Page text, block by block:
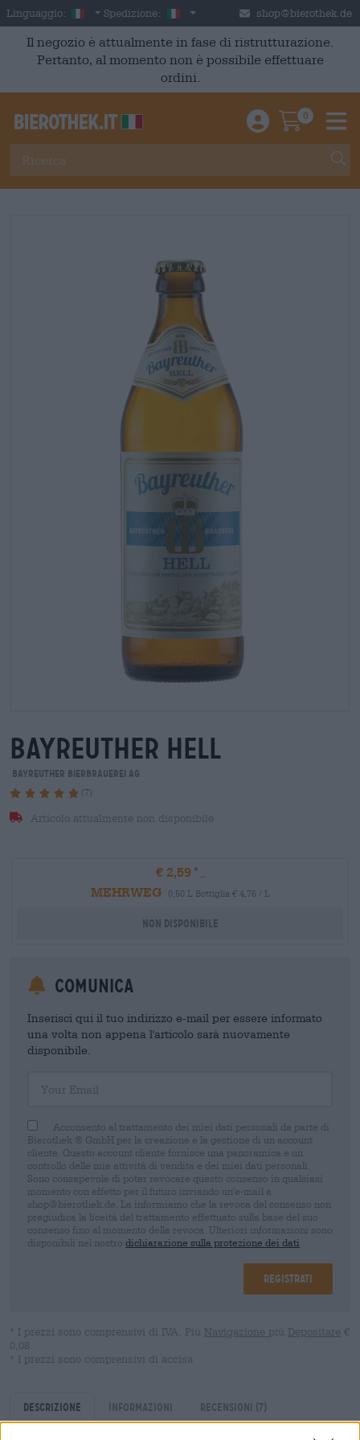
Skip to main content
Linguaggio: Italian
Spedizione: Italia shop@bierothek.de
Il negozio è attualmente in fase di ristrutturazione.
Pertanto, al momento non è possibile effettuare
ordini.
Einloggen /
0
bayreuther hell
Bayreuther Bierbrauerei AG
(7)
Articolo attualmente non disponibile
€ 2,59
MEHRWEG
0,50 L Bottiglia € 4,76 / L
Non disponibile
Comunica
Inserisci qui il tuo indirizzo e-mail per essere informato
una volta non appena l'articolo sarà nuovamente
disponibile.
Acconsento al trattamento dei miei dati personali da parte di
Bierothek ® GmbH per la creazione e la gestione di un account
cliente. Questo account cliente fornisce una panoramica e un
controllo delle mie attività di vendita e dei miei dati personali.
Sono consapevole di poter revocare questo consenso in qualsiasi
momento con effetto per il futuro inviando un'e-mail a
shop@bierothek.de. La informiamo che la revoca del consenso non
pregiudica la liceità del trattamento effettuato sulla base del suo
consenso fino al momento della revoca. Ulteriori informazioni sono
disponibili nel nostro dichiarazione sulla protezione dei dati
Registrati
* I prezzi sono comprensivi di IVA. Più Navigazione più Depositare €
0,08
* I prezzi sono comprensivi di accisa
Descrizione Informazioni Recensioni (7)